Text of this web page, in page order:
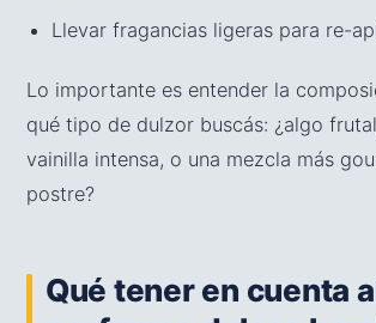
Llevar fragancias ligeras para re-
Lo importante es entender la
qué tipo de dulzor buscás: ¿algo
vainilla intensa, o una mezcla más
postre?
Qué tener en cuenta